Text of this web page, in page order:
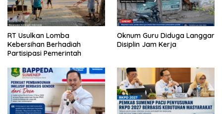
RT Usulkan Lomba
Kebersihan Berhadiah
Partisipasi Pemerintah
Oknum Guru Diduga Langgar
Disiplin Jam Kerja